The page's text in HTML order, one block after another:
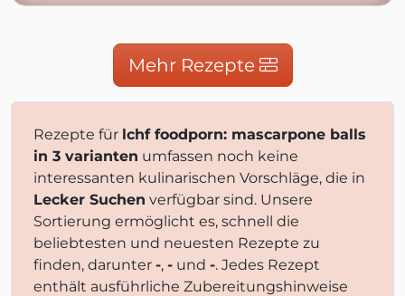
Mehr Rezepte
Rezepte für lchf foodporn: mascarpone balls
in 3 varianten umfassen noch keine
interessanten kulinarischen Vorschläge, die in
Lecker Suchen verfügbar sind. Unsere
Sortierung ermöglicht es, schnell die
beliebtesten und neuesten Rezepte zu
finden, darunter -, - und -. Jedes Rezept
enthält ausführliche Zubereitungshinweise